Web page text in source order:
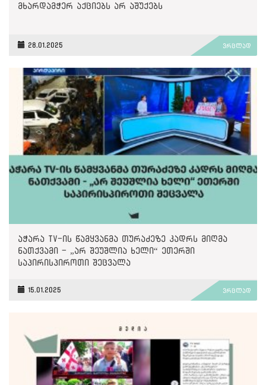
მხარდამჭერ აქციებს არ აშუქებს
28.01.2025 ვრცლად
აჭარა TV-ის წამყვანმა თურაძეზე კადრს მიღმა
ნათქვამი - „არ შეუშლია ხელი“ ეთერში
საპირისპიროთი შეცვალა
15.01.2025 ვრცლად